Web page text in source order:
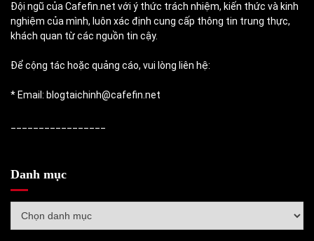
Đội ngũ của Cafefin.net với ý thức trách nhiệm, kiến thức và kinh
nghiệm của mình, luôn xác định cung cấp thông tin trung thực,
khách quan từ các nguồn tin cậy.
Để cộng tác hoặc quảng cáo, vui lòng liên hệ:
* Email: blogtaichinh@cafefin.net
Danh mục
mục